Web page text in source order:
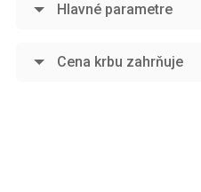
Hlavné parametre
Cena krbu zahrňuje